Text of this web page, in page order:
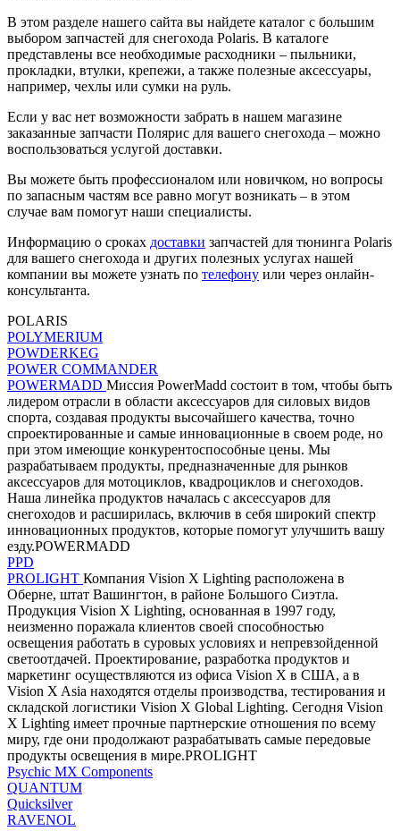
В этом разделе нашего сайта вы найдете каталог с большим
выбором запчастей для снегохода Polaris. В каталоге
представлены все необходимые расходники – пыльники,
прокладки, втулки, крепежи, а также полезные аксессуары,
например, чехлы или сумки на руль.
Если у вас нет возможности забрать в нашем магазине
заказанные запчасти Полярис для вашего снегохода – можно
воспользоваться услугой доставки.
Вы можете быть профессионалом или новичком, но вопросы
по запасным частям все равно могут возникать – в этом
случае вам помогут наши специалисты.
Информацию о сроках доставки запчастей для тюнинга Polaris
для вашего снегохода и других полезных услугах нашей
компании вы можете узнать по телефону или через онлайн-
консультанта.
POLARIS
POLYMERIUM
POWDERKEG
POWER COMMANDER
POWERMADD Миссия PowerMadd состоит в том, чтобы быть
лидером отрасли в области аксессуаров для силовых видов
спорта, создавая продукты высочайшего качества, точно
спроектированные и самые инновационные в своем роде, но
при этом имеющие конкурентоспособные цены. Мы
разрабатываем продукты, предназначенные для рынков
аксессуаров для мотоциклов, квадроциклов и снегоходов.
Наша линейка продуктов началась с аксессуаров для
снегоходов и расширилась, включив в себя широкий спектр
инновационных продуктов, которые помогут улучшить вашу
езду.POWERMADD
PPD
PROLIGHT Компания Vision X Lighting расположена в
Оберне, штат Вашингтон, в районе Большого Сиэтла.
Продукция Vision X Lighting, основанная в 1997 году,
неизменно поражала клиентов своей способностью
освещения работать в суровых условиях и непревзойденной
светоотдачей. Проектирование, разработка продуктов и
маркетинг осуществляются из офиса Vision X в США, а в
Vision X Asia находятся отделы производства, тестирования и
складской логистики Vision X Global Lighting. Сегодня Vision
X Lighting имеет прочные партнерские отношения по всему
миру, где они продолжают разрабатывать самые передовые
продукты освещения в мире.PROLIGHT
Psychic MX Components
QUANTUM
Quicksilver
RAVENOL